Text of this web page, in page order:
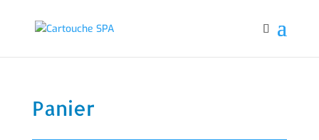
Panier